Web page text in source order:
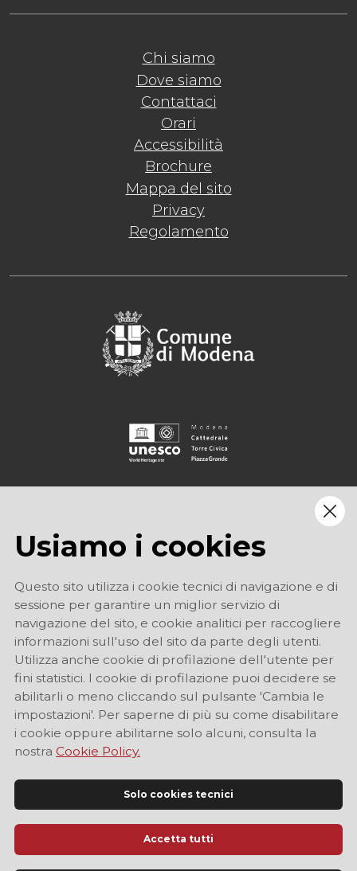
Chi siamo
Dove siamo
Contattaci
Orari
Accessibilità
Brochure
Mappa del sito
Privacy
Regolamento
Sito Ufficiale di Informazione Turistica di Modena
Usiamo i cookies
Questo sito utilizza i cookie tecnici di navigazione e di
sessione per garantire un miglior servizio di
navigazione del sito, e cookie analitici per raccogliere
informazioni sull'uso del sito da parte degli utenti.
Utilizza anche cookie di profilazione dell'utente per
fini statistici. I cookie di profilazione puoi decidere se
abilitarli o meno cliccando sul pulsante 'Cambia le
impostazioni'. Per saperne di più su come disabilitare
i cookie oppure abilitarne solo alcuni, consulta la
nostra Cookie Policy.
Solo cookies tecnici
Accetta tutti